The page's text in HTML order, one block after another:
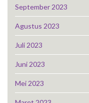
September 2023
Agustus 2023
Juli 2023
Juni 2023
Mei 2023